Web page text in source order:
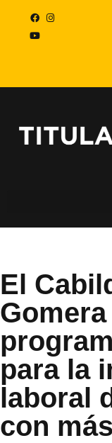
El
para la
laboral
con